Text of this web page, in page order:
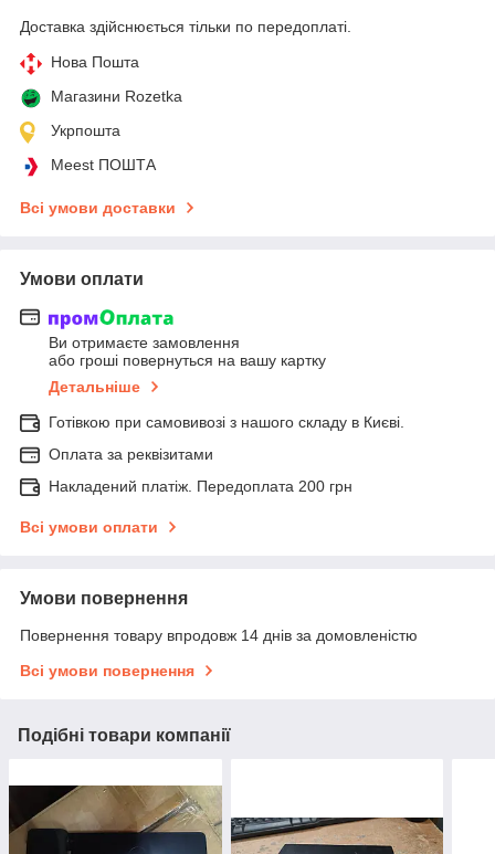
Доставка здійснюється тільки по передоплаті.
Нова Пошта
Магазини Rozetka
Укрпошта
Meest ПОШТА
Всі умови доставки
Умови оплати
Ви отримаєте замовлення
або гроші повернуться на вашу картку
Детальніше
Готівкою при самовивозі з нашого складу в Києві.
Оплата за реквізитами
Накладений платіж. Передоплата 200 грн
Всі умови оплати
Умови повернення
Повернення товару впродовж 14 днів за домовленістю
Всі умови повернення
Подібні товари компанії